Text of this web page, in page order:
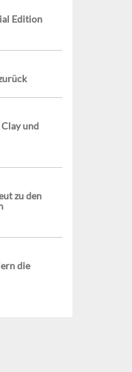
Edition
und
zu den
die